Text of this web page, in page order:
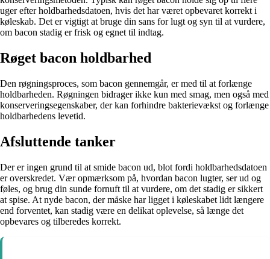
uger efter holdbarhedsdatoen, hvis det har været opbevaret korrekt i
køleskab. Det er vigtigt at bruge din sans for lugt og syn til at vurdere,
om bacon stadig er frisk og egnet til indtag.
Røget bacon holdbarhed
Den røgningsproces, som bacon gennemgår, er med til at forlænge
holdbarheden. Røgningen bidrager ikke kun med smag, men også med
konserveringsegenskaber, der kan forhindre bakterievækst og forlænge
holdbarhedens levetid.
Afsluttende tanker
Der er ingen grund til at smide bacon ud, blot fordi holdbarhedsdatoen
er overskredet. Vær opmærksom på, hvordan bacon lugter, ser ud og
føles, og brug din sunde fornuft til at vurdere, om det stadig er sikkert
at spise. At nyde bacon, der måske har ligget i køleskabet lidt længere
end forventet, kan stadig være en delikat oplevelse, så længe det
opbevares og tilberedes korrekt.